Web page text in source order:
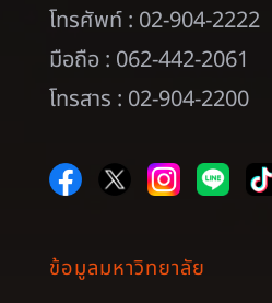
โทรศัพท์ : 02-904-2222
มือถือ : 062-442-2061
โทรสาร : 02-904-2200
ข้อมูลมหาวิทยาลัย